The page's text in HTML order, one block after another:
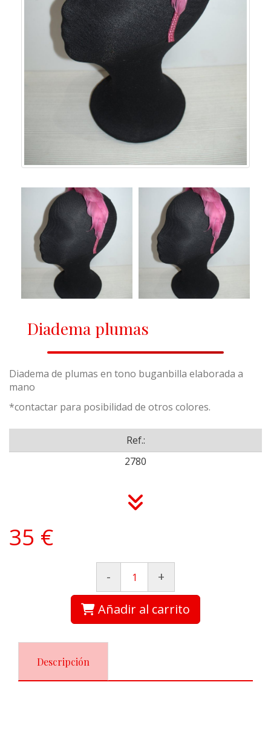
Diadema plumas
Diadema de plumas en tono buganbilla elaborada a
mano
*contactar para posibilidad de otros colores.
Ref.:
2780
35 €
-
+
Añadir al carrito
Descripción